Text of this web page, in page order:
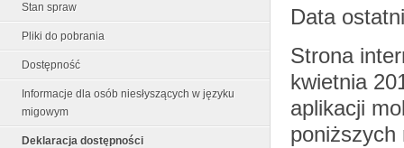
Stan spraw
Pliki do pobrania
Dostępność
Informacje dla osób niesłyszących w języku
migowym
Deklaracja dostępności
Data
Strona
kwietnia
aplikacji
poniższych